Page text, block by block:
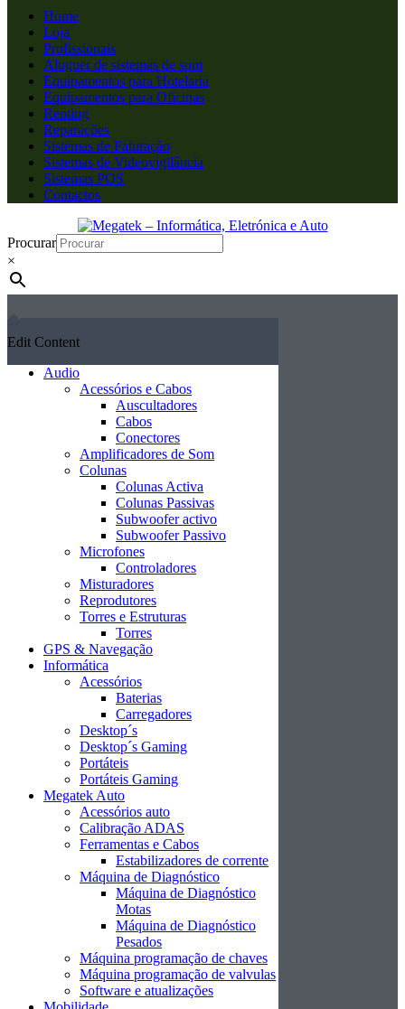
Home
Loja
Profissionais
Aluguer de sistemas de som
Equipamentos para Hotelaria
Equipamentos para Oficinas
Renting
Reparações
Sistemas de Faturação
Sistemas de Videovigilância
Sistemas POS
Contactos
Procurar
×
Edit Content
Audio
Acessórios e Cabos
Auscultadores
Cabos
Conectores
Amplificadores de Som
Colunas
Colunas Activa
Colunas Passivas
Subwoofer activo
Subwoofer Passivo
Microfones
Controladores
Misturadores
Reprodutores
Torres e Estruturas
Torres
GPS & Navegação
Informática
Acessórios
Baterias
Carregadores
Desktop´s
Desktop´s Gaming
Portáteis
Portáteis Gaming
Megatek Auto
Acessórios auto
Calibração ADAS
Ferramentas e Cabos
Estabilizadores de corrente
Máquina de Diagnóstico
Máquina de Diagnóstico
Motas
Máquina de Diagnóstico
Pesados
Máquina programação de chaves
Máquina programação de valvulas
Software e atualizações